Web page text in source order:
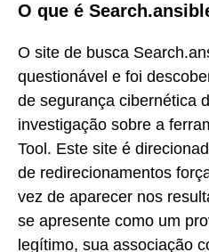
O que é
O site de busca
questionável e foi
de segurança cibernética
investigação sobre a
Tool. Este site é
de redirecionamentos
vez de aparecer nos
se apresente como um
legítimo, sua associação